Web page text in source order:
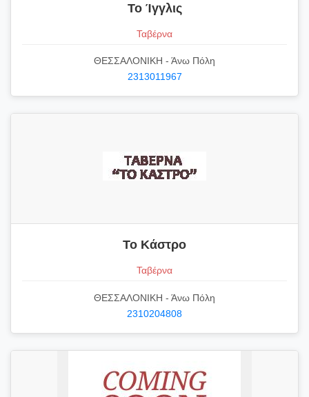
Το Ίγγλις
Ταβέρνα
ΘΕΣΣΑΛΟΝΙΚΗ - Άνω Πόλη
2313011967
Το Κάστρο
Ταβέρνα
ΘΕΣΣΑΛΟΝΙΚΗ - Άνω Πόλη
2310204808